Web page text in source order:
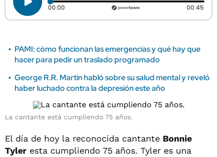
00:00 Tiempo transcurrido: 0 segundos 00:45
PAMI: cómo funcionan las emergencias y qué hay que
hacer para pedir un traslado programado
George R.R. Martin habló sobre su salud mental y reveló
haber luchado contra la depresión este año
La cantante está cumpliendo 75 años.
El día de hoy la reconocida cantante Bonnie
Tyler esta cumpliendo 75 años. Tyler es una